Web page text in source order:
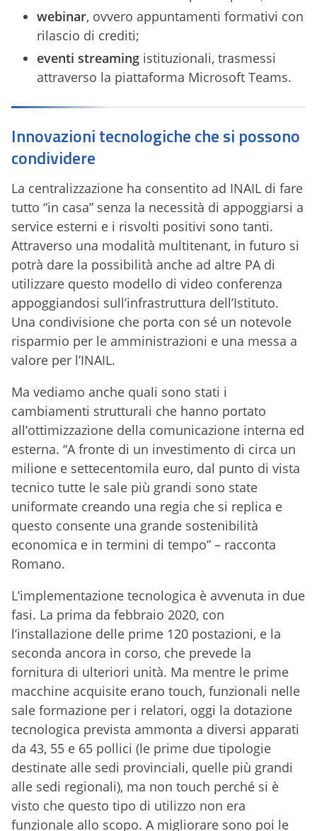
webinar, ovvero appuntamenti formativi con
rilascio di crediti;
eventi streaming istituzionali, trasmessi
attraverso la piattaforma Microsoft Teams.
Innovazioni tecnologiche che si possono
condividere
La centralizzazione ha consentito ad INAIL di fare
tutto “in casa” senza la necessità di appoggiarsi a
service esterni e i risvolti positivi sono tanti.
Attraverso una modalità multitenant, in futuro si
potrà dare la possibilità anche ad altre PA di
utilizzare questo modello di video conferenza
appoggiandosi sull’infrastruttura dell’Istituto.
Una condivisione che porta con sé un notevole
risparmio per le amministrazioni e una messa a
valore per l’INAIL.
Ma vediamo anche quali sono stati i
cambiamenti strutturali che hanno portato
all’ottimizzazione della comunicazione interna ed
esterna. “A fronte di un investimento di circa un
milione e settecentomila euro, dal punto di vista
tecnico tutte le sale più grandi sono state
uniformate creando una regia che si replica e
questo consente una grande sostenibilità
economica e in termini di tempo” – racconta
Romano.
L’implementazione tecnologica è avvenuta in due
fasi. La prima da febbraio 2020, con
l’installazione delle prime 120 postazioni, e la
seconda ancora in corso, che prevede la
fornitura di ulteriori unità. Ma mentre le prime
macchine acquisite erano touch, funzionali nelle
sale formazione per i relatori, oggi la dotazione
tecnologica prevista ammonta a diversi apparati
da 43, 55 e 65 pollici (le prime due tipologie
destinate alle sedi provinciali, quelle più grandi
alle sedi regionali), ma non touch perché si è
visto che questo tipo di utilizzo non era
funzionale allo scopo. A migliorare sono poi le